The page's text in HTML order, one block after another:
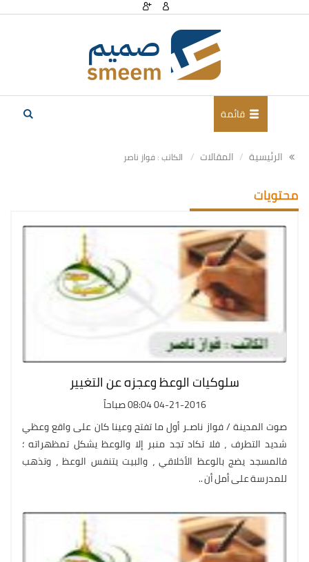
قائمة
الرئيسية المقالات الكاتب : فواز ناصر
محتويات
سلوكيات الوعظ وعجزه عن التغيير
04-21-2016 08:04 صباحاً
صوت المدينة / فواز ناصـر أول ما تفتح وعينا كان على واقع وعظي
شديد التطرف ، فلا تكاد تجد منبر إلا والوعظ يشكل تمظهراته ؛
فالمسجد يضج بالوعظ الأخلاقي ، والبيت يتنفس الوعظ ، وتذهب
للمدرسة على أمل أن ..